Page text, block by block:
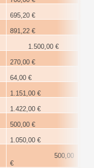
695,20 €
891,22 €
1.500,00 €
270,00 €
64,00 €
1.151,00 €
1.422,00 €
500,00 €
1.050,00 €
500,00
€